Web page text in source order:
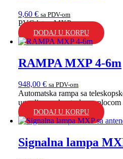
9,60 € sa PDV-om
PVC letva MXP...
DODAJ U KORPU
RAMPA MXP 4-6m
948,00 € sa PDV-om
Automatska rampa sa
ugradjenom kontrolnom plocom
DODAJ U KORPU
Signalna lampa